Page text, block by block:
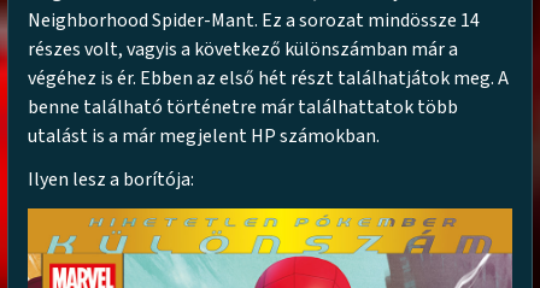
Neighborhood Spider-Mant. Ez a sorozat mindössze 14
részes volt, vagyis a következő különszámban már a
végéhez is ér. Ebben az első hét részt találhatjátok meg. A
benne található történetre már találhattatok több
utalást is a már megjelent HP számokban.
Ilyen lesz a borítója: